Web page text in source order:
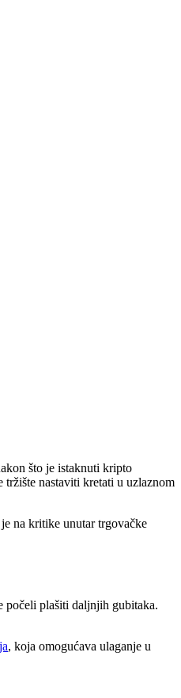
što je istaknuti kripto
nastaviti kretati u uzlaznom
na kritike unutar trgovačke
počeli plašiti daljnjih gubitaka.
, koja omogućava ulaganje u